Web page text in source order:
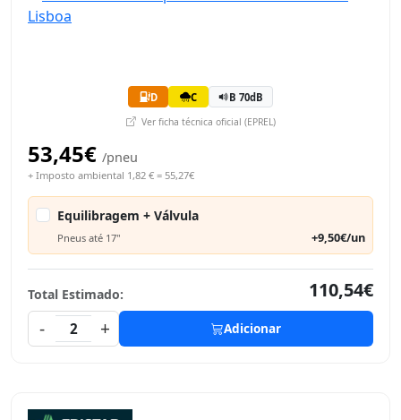
D C B 70dB
Ver ficha técnica oficial (EPREL)
53,45€ /pneu
+ Imposto ambiental 1,82 € = 55,27€
Equilibragem + Válvula
Pneus até 17" +9,50€/un
Total Estimado:
110,54€
-
2 + Adicionar